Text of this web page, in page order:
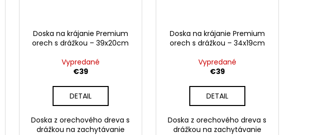
Doska na krájanie Premium
orech s drážkou – 39x20cm
Vypredané
€39
DETAIL
Doska z orechového dreva s
drážkou na zachytávanie
Doska na krájanie Premium
orech s drážkou – 34x19cm
Vypredané
€39
DETAIL
Doska z orechového dreva s
drážkou na zachytávanie